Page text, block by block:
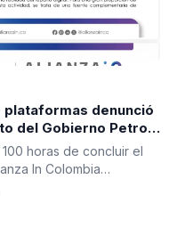
plataformas denunció
del Gobierno Petro
acuerdo sobre
de repartidores
horas de concluir el
In Colombia
dureza la expedición…